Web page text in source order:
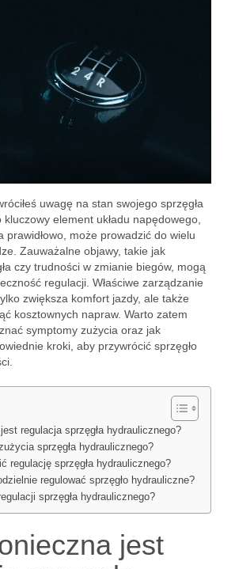
uwagę na stan swojego sprzęgła
element układu napędowego,
prawidłowo, może prowadzić do wielu
Zauważalne objawy, takie jak
czy trudności w zmianie biegów, mogą
regulacji. Właściwe zarządzanie
zwiększa komfort jazdy, ale także
kosztownych napraw. Warto zatem
symptomy zużycia oraz jak
kroki, aby przywrócić sprzęgło
regulacja sprzęgła hydraulicznego?
sprzęgła hydraulicznego?
regulację sprzęgła hydraulicznego?
regulować sprzęgło hydrauliczne?
sprzęgła hydraulicznego?
jest